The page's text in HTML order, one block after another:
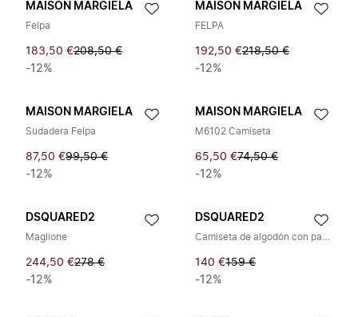
MAISON MARGIELA
Felpa
183,50 €208,50 €
-12%
MAISON MARGIELA
FELPA
192,50 €218,50 €
-12%
MAISON MARGIELA
Sudadera Felpa
87,50 €99,50 €
-12%
MAISON MARGIELA
M6102 Camiseta
65,50 €74,50 €
-12%
DSQUARED2
Maglione
244,50 €278 €
-12%
DSQUARED2
Camiseta de algodón con parche de logo
140 €159 €
-12%